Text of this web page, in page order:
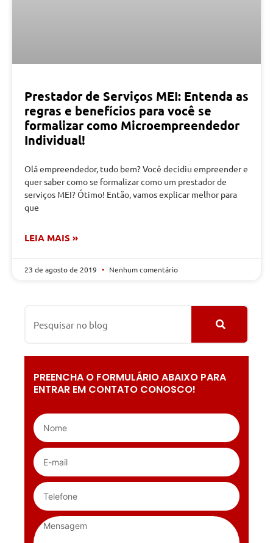
Prestador de Serviços MEI: Entenda as
regras e benefícios para você se
formalizar como Microempreendedor
Individual!
Olá empreendedor, tudo bem? Você decidiu empreender e
quer saber como se formalizar como um prestador de
serviços MEI? Ótimo! Então, vamos explicar melhor para
que
LEIA MAIS »
23 de agosto de 2019 Nenhum comentário
PREENCHA O FORMULÁRIO ABAIXO PARA
ENTRAR EM CONTATO CONOSCO!